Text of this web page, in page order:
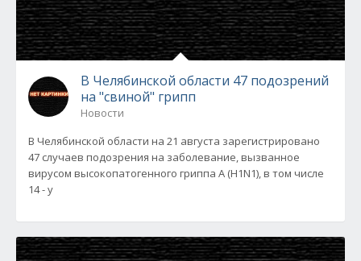
В Челябинской области 47 подозрений
на "свиной" грипп
Новости
В Челябинской области на 21 августа зарегистрировано
47 случаев подозрения на заболевание, вызванное
вирусом высокопатогенного гриппа А (H1N1), в том числе
14 - у